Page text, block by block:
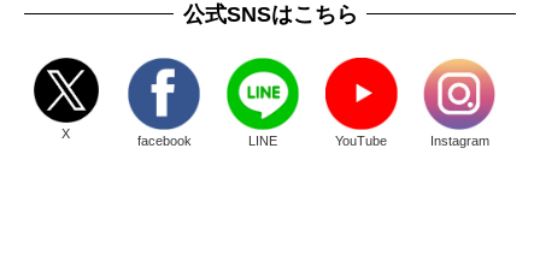
公式SNSはこちら
X facebook LINE YouTube Instagram